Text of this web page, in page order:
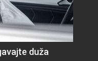
duža